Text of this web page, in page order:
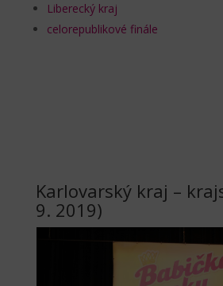
Liberecký kraj
celorepublikové finále
Karlovarský kraj –
9. 2019)